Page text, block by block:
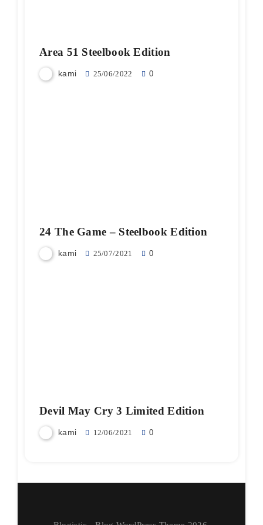
Area 51 Steelbook Edition
kami 25/06/2022 0
24 The Game – Steelbook Edition
kami 25/07/2021 0
Devil May Cry 3 Limited Edition
kami 12/06/2021 0